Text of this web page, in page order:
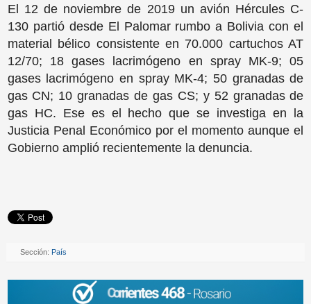
El 12 de noviembre de 2019 un avión Hércules C-
130 partió desde El Palomar rumbo a Bolivia con el
material bélico consistente en 70.000 cartuchos AT
12/70; 18 gases lacrimógeno en spray MK-9; 05
gases lacrimógeno en spray MK-4; 50 granadas de
gas CN; 10 granadas de gas CS; y 52 granadas de
gas HC. Ese es el hecho que se investiga en la
Justicia Penal Económico por el momento aunque el
Gobierno amplió recientemente la denuncia.
Sección: País